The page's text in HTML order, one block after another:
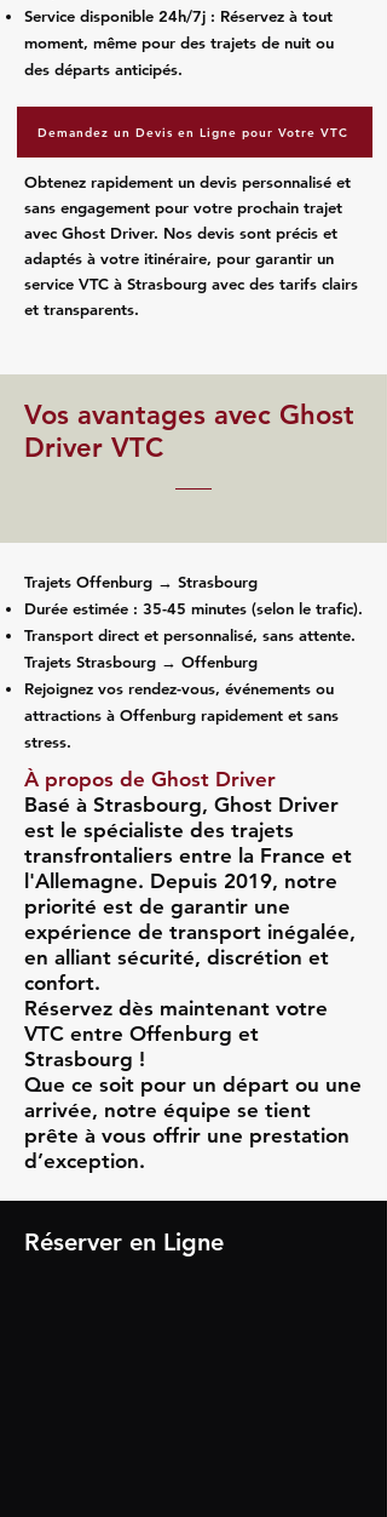
Service disponible 24h/7j : Réservez à tout
moment, même pour des trajets de nuit ou
des départs anticipés.
Demandez un Devis en Ligne pour Votre VTC
Obtenez rapidement un devis personnalisé et
sans engagement pour votre prochain trajet
avec Ghost Driver. Nos devis sont précis et
adaptés à votre itinéraire, pour garantir un
service VTC à Strasbourg avec des tarifs clairs
et transparents.
Vos avantages avec Ghost
Driver VTC
Trajets Offenburg → Strasbourg
Durée estimée : 35-45 minutes (selon le trafic).
Transport direct et personnalisé, sans attente.
Trajets Strasbourg → Offenburg
Rejoignez vos rendez-vous, événements ou
attractions à Offenburg rapidement et sans
stress.
À propos de Ghost Driver
Basé à Strasbourg, Ghost Driver
est le spécialiste des trajets
transfrontaliers entre la France et
l'Allemagne. Depuis 2019, notre
priorité est de garantir une
expérience de transport inégalée,
en alliant sécurité, discrétion et
confort.
Réservez dès maintenant votre
VTC entre Offenburg et
Strasbourg !
Que ce soit pour un départ ou une
arrivée, notre équipe se tient
prête à vous offrir une prestation
d’exception.
Réserver en Ligne​